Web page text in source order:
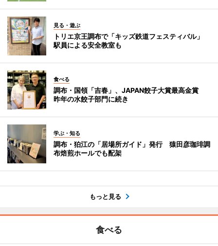
見る・遊ぶ
トリエ京王調布で「キッズ鉄道フェスティバル」
駅員による安全教室も
食べる
調布・国領「吉春」、JAPAN餃子大賞最高金賞
昨年の水餃子部門に続き
学ぶ・知る
調布・狛江の「居場所ガイド」発行 猿田彦珈琲調
布焙煎ホールでも配架
もっと見る
食べる